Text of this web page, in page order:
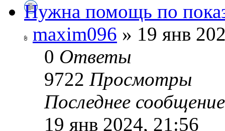
Нужна помощь по
maxim096 » 19 янв
0 Ответы
9722 Просмотры
Последнее
19 янв 2024, 21:56